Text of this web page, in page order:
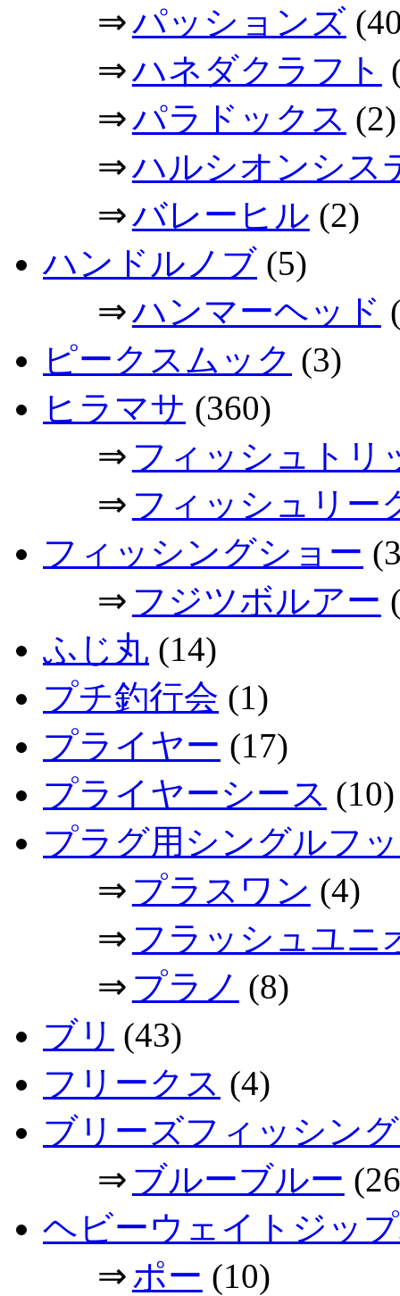
⇒パッションズ
⇒ハネダクラフト
⇒パラドックス (2)
⇒ハルシオンシス
⇒バレーヒル (2)
ハンドルノブ (5)
⇒ハンマーヘッド
ピークスムック (3)
ヒラマサ (360)
⇒ フィッシュトリ
⇒ フィッシュリー
フィッシングショー
⇒ フジツボルアー
ふじ丸 (14)
プチ釣行会 (1)
プライヤー (17)
プライヤーシース (10)
プラグ用シングルフ
⇒ プラスワン (4)
⇒ フラッシュユニ
⇒ プラノ (8)
ブリ (43)
フリークス (4)
ブリーズフィッシン
⇒ ブルーブルー
ヘビーウェイトジッ
⇒ポー (10)